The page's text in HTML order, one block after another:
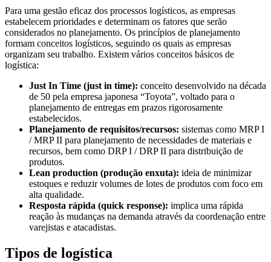
Para uma gestão eficaz dos processos logísticos, as empresas
estabelecem prioridades e determinam os fatores que serão
considerados no planejamento. Os princípios de planejamento
formam conceitos logísticos, seguindo os quais as empresas
organizam seu trabalho. Existem vários conceitos básicos de
logística:
Just In Time (just in time): conceito desenvolvido na década
de 50 pela empresa japonesa “Toyota”, voltado para o
planejamento de entregas em prazos rigorosamente
estabelecidos.
Planejamento de requisitos/recursos: sistemas como MRP I
/ MRP II para planejamento de necessidades de materiais e
recursos, bem como DRP I / DRP II para distribuição de
produtos.
Lean production (produção enxuta): ideia de minimizar
estoques e reduzir volumes de lotes de produtos com foco em
alta qualidade.
Resposta rápida (quick response): implica uma rápida
reação às mudanças na demanda através da coordenação entre
varejistas e atacadistas.
Tipos de logística